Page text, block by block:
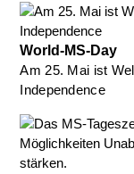
World-MS-Day
Am 25. Mai ist
Independence